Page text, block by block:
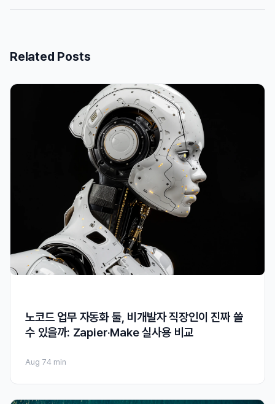
Related Posts
노코드 업무 자동화 툴, 비개발자 직장인이 진짜 쓸
수 있을까: Zapier·Make 실사용 비교
Aug 74 min